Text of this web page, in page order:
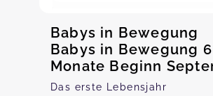
Babys in Bewegung
Babys in Bewegung
Monate Beginn
Das erste Lebensjahr